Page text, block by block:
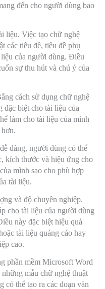
đến cho người dùng bao
liệu. Việc tạo chữ nghệ
các tiêu đề, tiêu đề phụ
của người dùng. Điều
sự thu hút và chú ý của
cách sử dụng chữ nghệ
đặc biệt cho tài liệu của
làm cho tài liệu của mình
dàng, người dùng có thể
kích thước và hiệu ứng cho
mình sao cho phù hợp
tài liệu.
và độ chuyên nghiệp.
cho tài liệu của người dùng
này đặc biệt hiệu quả
tài liệu quảng cáo hay
cao.
phần mềm Microsoft Word
mẫu chữ nghệ thuật
có thể tạo ra các đoạn văn